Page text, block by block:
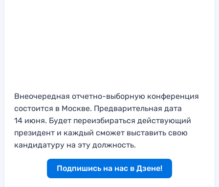
Внеочередная отчетно-выборную конференция
состоится в Москве. Предварительная дата
14 июня. Будет переизбираться действующий
президент и каждый сможет выставить свою
кандидатуру на эту должность.
Подпишись на нас в Дзене!